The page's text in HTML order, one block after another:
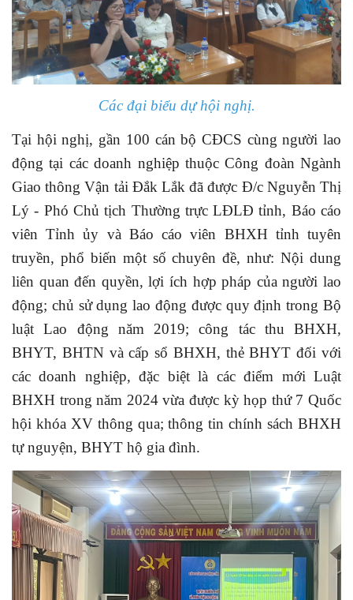
Các đại biểu dự hội nghị.
Tại hội nghị, gần 100 cán bộ CĐCS cùng người lao
động tại các doanh nghiệp thuộc Công đoàn Ngành
Giao thông Vận tải Đắk Lắk đã được Đ/c Nguyễn Thị
Lý - Phó Chủ tịch Thường trực LĐLĐ tỉnh, Báo cáo
viên Tỉnh ủy và Báo cáo viên BHXH tỉnh tuyên
truyền, phổ biến một số chuyên đề, như: Nội dung
liên quan đến quyền, lợi ích hợp pháp của người lao
động; chủ sử dụng lao động được quy định trong Bộ
luật Lao động năm 2019; công tác thu BHXH,
BHYT, BHTN và cấp sổ BHXH, thẻ BHYT đối với
các doanh nghiệp, đặc biệt là các điểm mới Luật
BHXH trong năm 2024 vừa được kỳ họp thứ 7 Quốc
hội khóa XV thông qua; thông tin chính sách BHXH
tự nguyện, BHYT hộ gia đình.